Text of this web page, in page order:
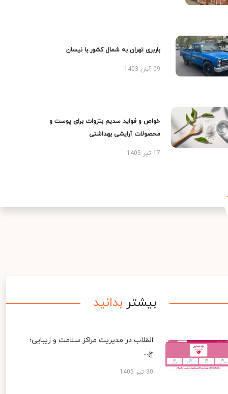
باربری تهران به شمال کشور با نیسان
09 آبان 1403
خواص و فواید سدیم بنزوات برای پوست و
محصولات آرایشی بهداشتی
17 تیر 1405
بیشتر بدانید
انقلاب در مدیریت مراکز سلامت و زیبایی؛
چ...
30 تیر 1405